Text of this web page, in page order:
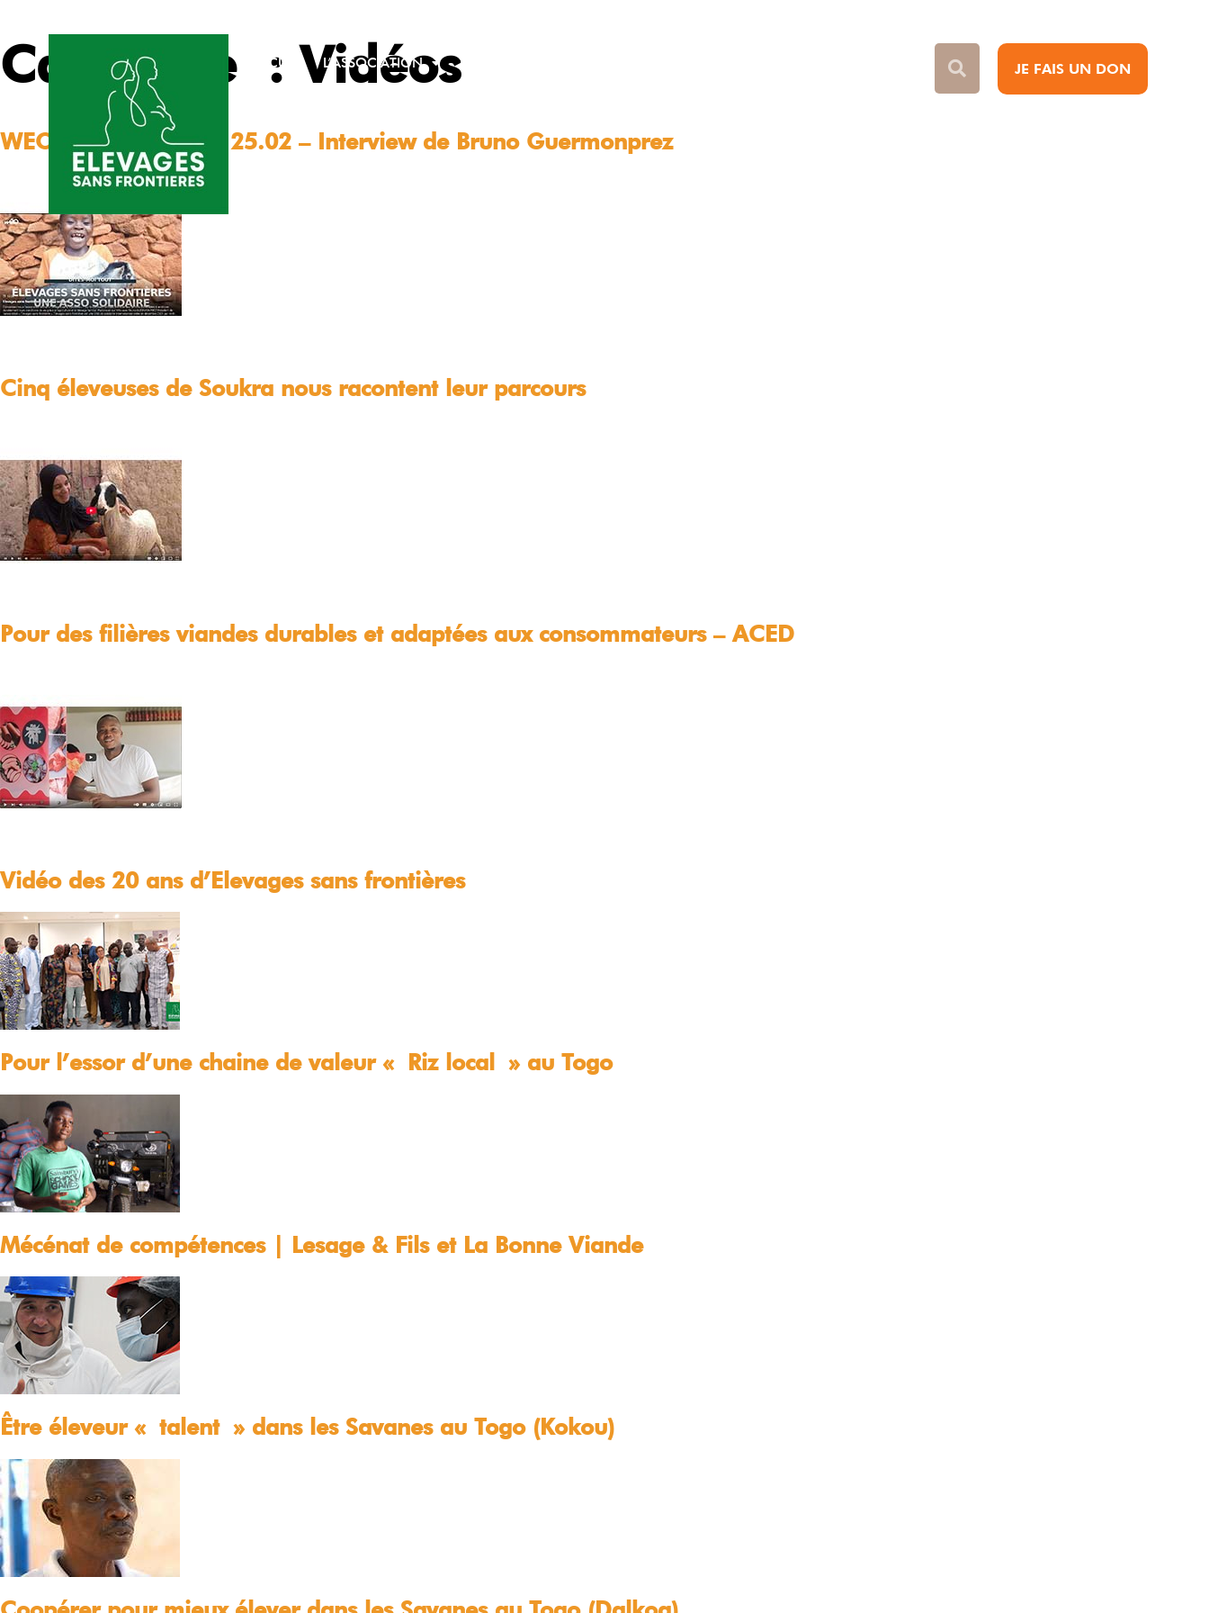
ACCUEIL L’ASSOCIATION JE DÉCOUVRE JE FAIS UN DON
Catégorie :Vidéos
WEO TV – Edition du 25.02 – Interview de Bruno Guermonprez
Cinq éleveuses de Soukra nous racontent leur parcours
Pour des filières viandes durables et adaptées aux consommateurs – ACED
Vidéo des 20 ans d’Elevages sans frontières
Pour l’essor d’une chaine de valeur « Riz local » au Togo
Mécénat de compétences | Lesage & Fils et La Bonne Viande
Être éleveur « talent » dans les Savanes au Togo (Kokou)